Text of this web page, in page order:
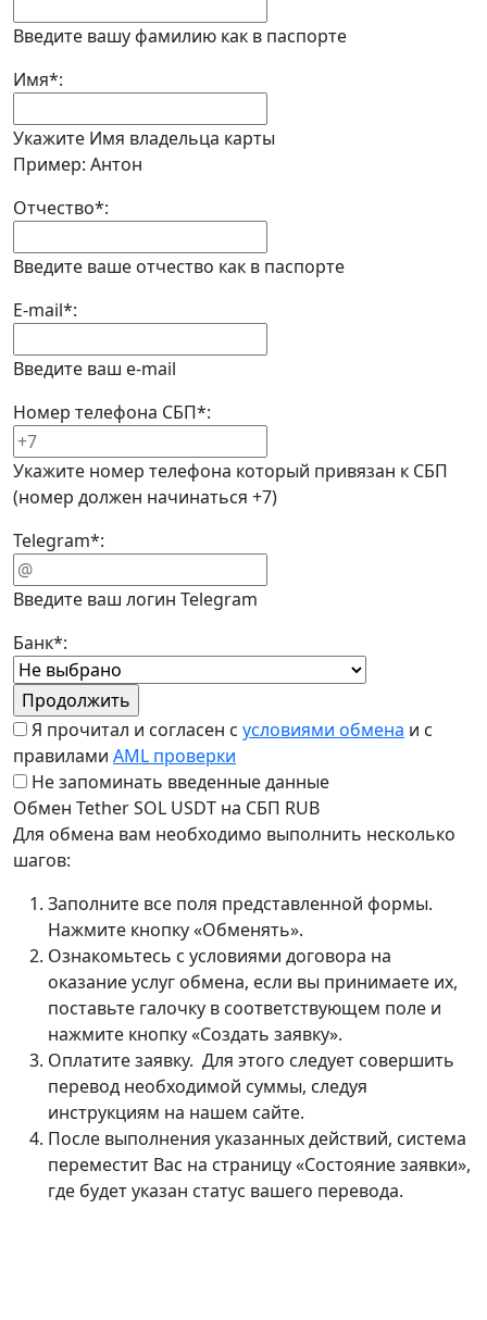
Введите вашу фамилию как в паспорте
Имя*:
Укажите Имя владельца карты
Пример: Антон
Отчество*:
Введите ваше отчество как в паспорте
E-mail*:
Введите ваш e-mail
Номер телефона СБП*:
Укажите номер телефона который привязан к СБП
(номер должен начинаться +7)
Telegram*:
Введите ваш логин Telegram
Банк*:
Я прочитал и согласен с условиями обмена и с
правилами AML проверки
Не запоминать введенные данные
Обмен Tether SOL USDT на СБП RUB
Для обмена вам необходимо выполнить несколько
шагов:
Заполните все поля представленной формы.
Нажмите кнопку «Обменять».
Ознакомьтесь с условиями договора на
оказание услуг обмена, если вы принимаете их,
поставьте галочку в соответствующем поле и
нажмите кнопку «Создать заявку».
Оплатите заявку. Для этого следует совершить
перевод необходимой суммы, следуя
инструкциям на нашем сайте.
После выполнения указанных действий, система
переместит Вас на страницу «Состояние заявки»,
где будет указан статус вашего перевода.